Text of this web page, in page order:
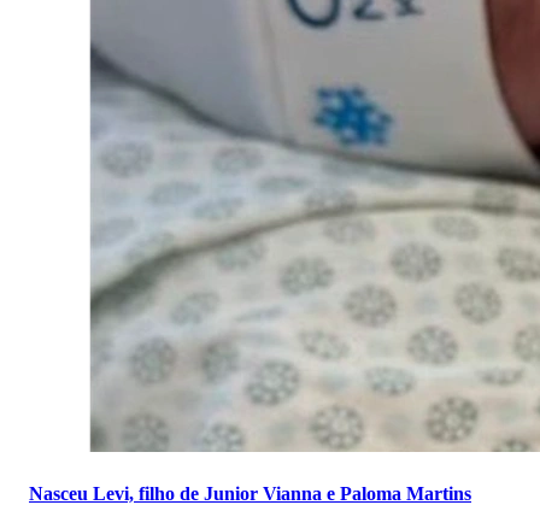
Nasceu Levi, filho de Junior Vianna e Paloma Martins